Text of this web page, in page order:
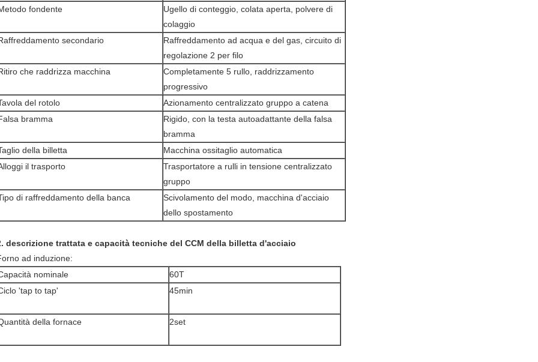
fondente
Ugello di conteggio, colata aperta, polvere di
colaggio
secondario
Raffreddamento ad acqua e del gas, circuito di
regolazione 2 per filo
che raddrizza macchina
Completamente 5 rullo, raddrizzamento
progressivo
del rotolo
Azionamento centralizzato gruppo a catena
bramma
Rigido, con la testa autoadattante della falsa
bramma
della billetta
Macchina ossitaglio automatica
il trasporto
Trasportatore a rulli in tensione centralizzato
gruppo
di raffreddamento della banca
Scivolamento del modo, macchina d'acciaio
dello spostamento
descrizione trattata e capacità tecniche del CCM della billetta d'acciaio
ad induzione:
nominale
60T
'tap to tap'
45min
della fornace 2set